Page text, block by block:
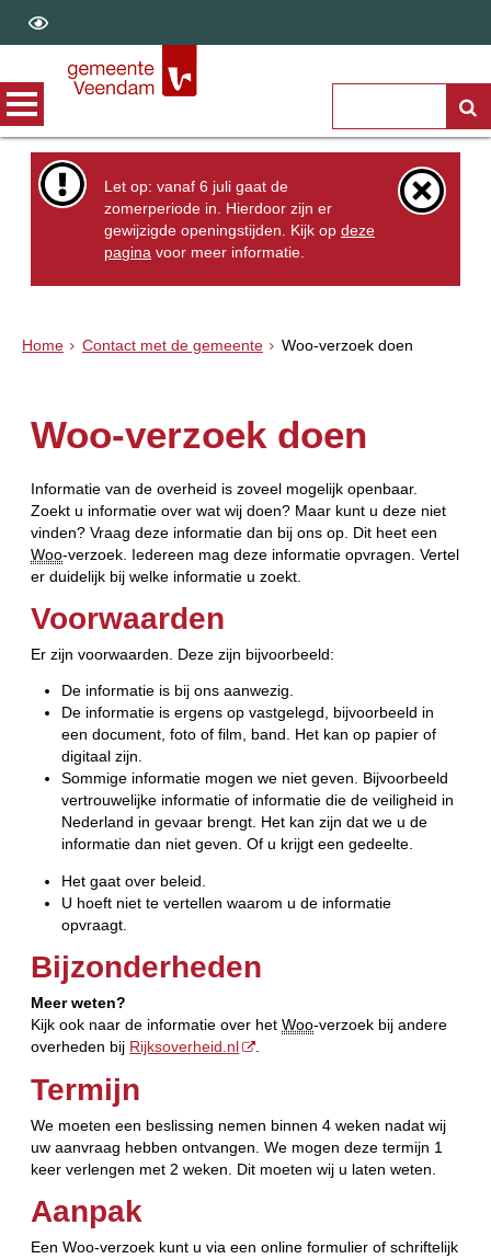
Let op: vanaf 6 juli gaat de
zomerperiode in. Hierdoor zijn er
gewijzigde openingstijden. Kijk opdeze
pagina voor meer informatie.
Home Contact met de gemeente Woo-verzoek doen
Woo-verzoek doen
Informatie van de overheid is zoveel mogelijk openbaar.
Zoekt u informatie over wat wij doen? Maar kunt u deze niet
vinden? Vraag deze informatie dan bij ons op. Dit heet een
Woo-verzoek. Iedereen mag deze informatie opvragen. Vertel
er duidelijk bij welke informatie u zoekt.
Voorwaarden
Er zijn voorwaarden. Deze zijn bijvoorbeeld:
De informatie is bij ons aanwezig.
De informatie is ergens op vastgelegd, bijvoorbeeld in
een document, foto of film, band. Het kan op papier of
digitaal zijn.
Sommige informatie mogen we niet geven. Bijvoorbeeld
vertrouwelijke informatie of informatie die de veiligheid in
Nederland in gevaar brengt. Het kan zijn dat we u de
informatie dan niet geven. Of u krijgt een gedeelte.
Het gaat over beleid.
U hoeft niet te vertellen waarom u de informatie
opvraagt.
Bijzonderheden
Meer weten?
Kijk ook naar de informatie over hetWoo-verzoek bij andere
overheden bij Rijksoverheid.nl
Termijn
We moeten een beslissing nemen binnen 4 weken nadat wij
uw aanvraag hebben ontvangen. We mogen deze termijn 1
keer verlengen met 2 weken. Dit moeten wij u laten weten.
Aanpak
Een Woo-verzoek kunt u via een online formulier of schriftelijk